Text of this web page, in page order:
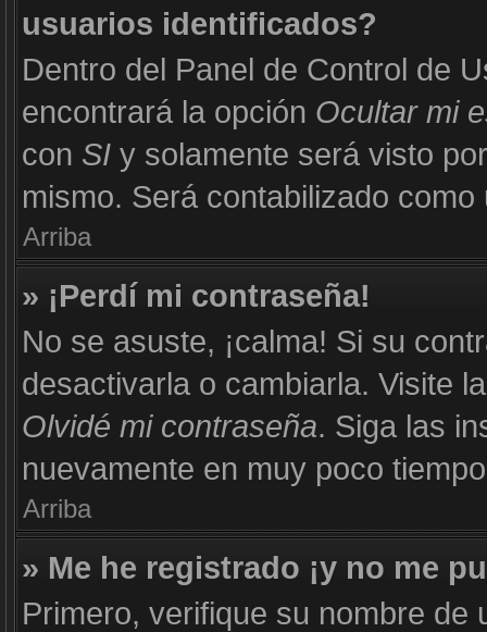
usuarios identificados?
Dentro del Panel de Control de
encontrará la opción Ocultar mi
con SI y solamente será visto
mismo. Será contabilizado
Arriba
» ¡Perdí mi contraseña!
No se asuste, ¡calma! Si su
desactivarla o cambiarla. Visite
Olvidé mi contraseña. Siga las
nuevamente en muy poco
Arriba
» Me he registrado ¡y no me
Primero, verifique su nombre